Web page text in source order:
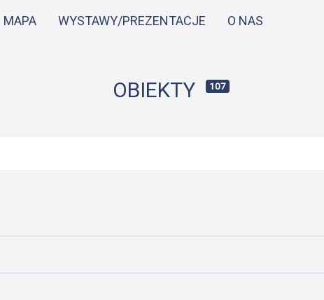
do
MAPA WYSTAWY/PREZENTACJE O NAS
OBIEKTY 107